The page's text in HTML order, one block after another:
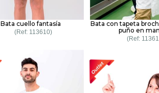
Bata cuello fantasía
113610
Bata con tapeta
puño en